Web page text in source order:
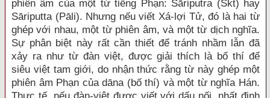
phiên âm của một từ tiếng Phạn: Śāriputra (Skt) hay
Sāriputta (Pāli). Nhưng nếu viết Xá-lợi Tử, đó là hai từ
ghép với nhau, một từ phiên âm, và một từ dịch nghĩa.
Sự phân biệt này rất cần thiết để tránh nhầm lẫn đã
xảy ra như từ đàn việt, được giải thích là bố thí để
siêu việt tam giới, do nhận thức rằng từ này ghép một
phiên âm Phạn của dāna (bố thí) và một từ nghĩa Hán.